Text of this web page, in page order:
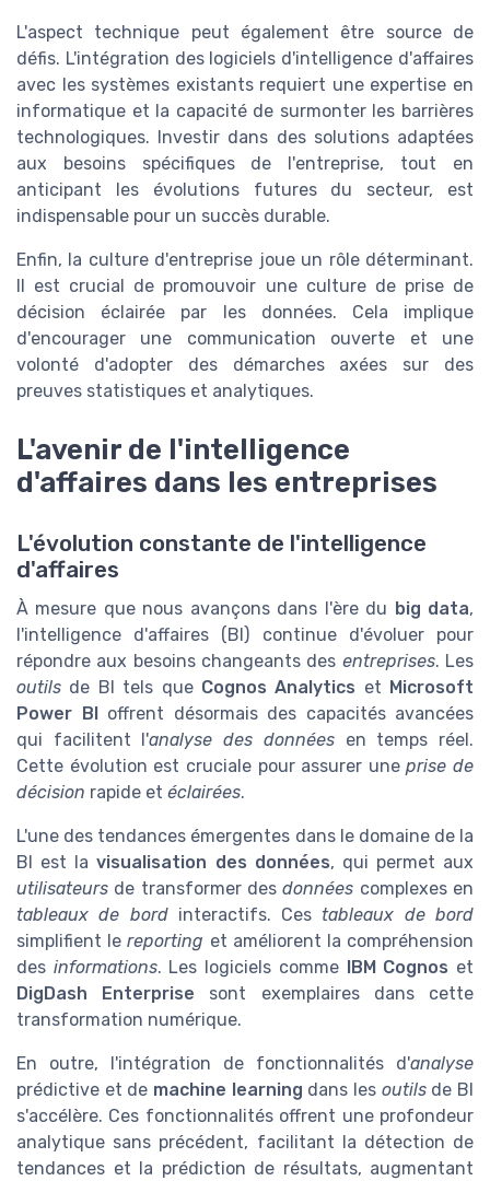
L'aspect technique peut également être source de
défis. L'intégration des logiciels d'intelligence d'affaires
avec les systèmes existants requiert une expertise en
informatique et la capacité de surmonter les barrières
technologiques. Investir dans des solutions adaptées
aux besoins spécifiques de l'entreprise, tout en
anticipant les évolutions futures du secteur, est
indispensable pour un succès durable.
Enfin, la culture d'entreprise joue un rôle déterminant.
Il est crucial de promouvoir une culture de prise de
décision éclairée par les données. Cela implique
d'encourager une communication ouverte et une
volonté d'adopter des démarches axées sur des
preuves statistiques et analytiques.
L'avenir de l'intelligence
d'affaires dans les entreprises
L'évolution constante de l'intelligence
d'affaires
À mesure que nous avançons dans l'ère du big data,
l'intelligence d'affaires (BI) continue d'évoluer pour
répondre aux besoins changeants des entreprises. Les
outils de BI tels que Cognos Analytics et Microsoft
Power BI
offrent désormais des capacités avancées
qui facilitent l'analyse des donnéesen temps réel.
Cette évolution est cruciale pour assurer uneprise de
décision rapide et éclairées.
L'une des tendances émergentes dans le domaine de la
BI est lavisualisation des données, qui permet aux
utilisateurs de transformer desdonnées complexes en
tableaux de bordinteractifs. Ces tableaux de bord
simplifient lereporting et améliorent la compréhension
des informations. Les logiciels comme IBM Cognos et
DigDash Enterprise sont exemplaires dans cette
transformation numérique.
En outre, l'intégration de fonctionnalités d'analyse
prédictive et de machine learning dans les outilsde BI
s'accélère. Ces fonctionnalités offrent une profondeur
analytique sans précédent, facilitant la détection de
tendances et la prédiction de résultats, augmentant